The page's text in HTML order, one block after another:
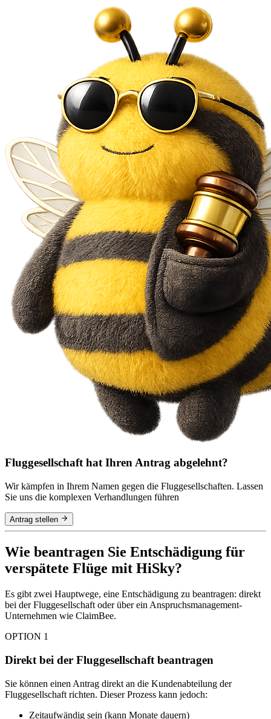
Fluggesellschaft hat Ihren Antrag abgelehnt?
Wir kämpfen in Ihrem Namen gegen die Fluggesellschaften. Lassen
Sie uns die komplexen Verhandlungen führen
Antrag stellen
Wie beantragen Sie Entschädigung für
verspätete Flüge mit HiSky?
Es gibt zwei Hauptwege, eine Entschädigung zu beantragen: direkt
bei der Fluggesellschaft oder über ein Anspruchsmanagement-
Unternehmen wie ClaimBee.
OPTION 1
Direkt bei der Fluggesellschaft beantragen
Sie können einen Antrag direkt an die Kundenabteilung der
Fluggesellschaft richten. Dieser Prozess kann jedoch:
Zeitaufwändig sein (kann Monate dauern)